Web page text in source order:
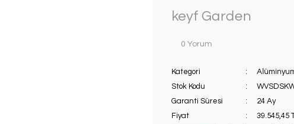
keyf Garden
0 Yorum
Kategori
Stok Kodu
Garanti Süresi
24 Ay
Fiyat
39.545,45